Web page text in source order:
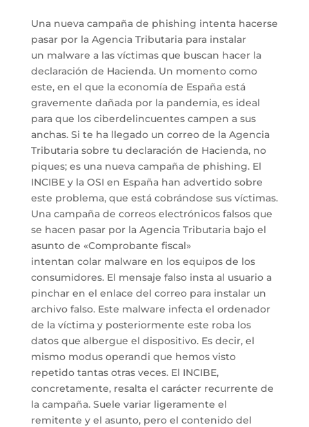
Una nueva campaña de phishing intenta hacerse
pasar por la Agencia Tributaria para instalar
un malware a las víctimas que buscan hacer la
declaración de Hacienda. Un momento como
este, en el que la economía de España está
gravemente dañada por la pandemia, es ideal
para que los ciberdelincuentes campen a sus
anchas. Si te ha llegado un correo de la Agencia
Tributaria sobre tu declaración de Hacienda, no
piques; es una nueva campaña de phishing. El
INCIBE y la OSI en España han advertido sobre
este problema, que está cobrándose sus víctimas.
Una campaña de correos electrónicos falsos que
se hacen pasar por la Agencia Tributaria bajo el
asunto de «Comprobante fiscal»
intentan colar malware en los equipos de los
consumidores. El mensaje falso insta al usuario a
pinchar en el enlace del correo para instalar un
archivo falso. Este malware infecta el ordenador
de la víctima y posteriormente este roba los
datos que albergue el dispositivo. Es decir, el
mismo modus operandi que hemos visto
repetido tantas otras veces. El INCIBE,
concretamente, resalta el carácter recurrente de
la campaña. Suele variar ligeramente el
remitente y el asunto, pero el contenido del